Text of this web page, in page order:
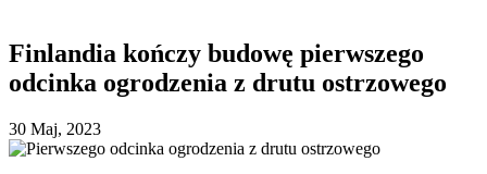
Finlandia kończy budowę pierwszego
odcinka ogrodzenia z drutu ostrzowego
30 Maj, 2023